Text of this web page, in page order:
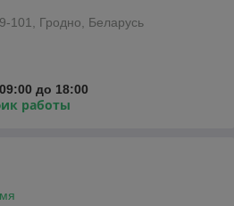
101, Гродно, Беларусь
до 18:00
работы